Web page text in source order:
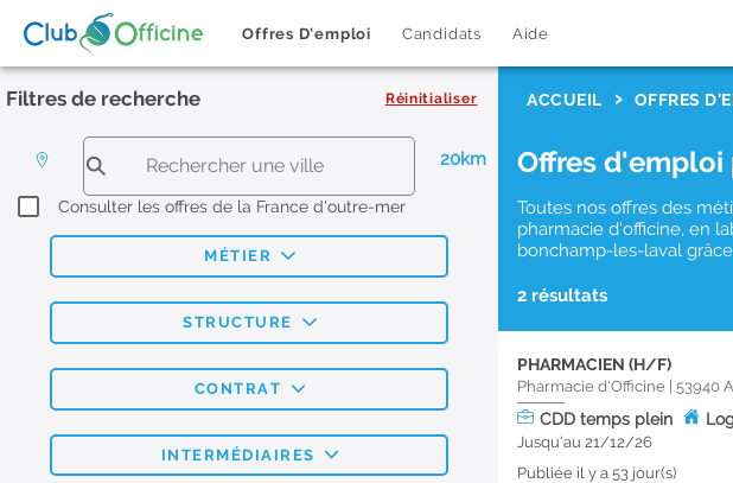
Offres D'emploi Candidats Aide
Filtres de recherche Réinitialiser
20km
Consulter les offres de la France d'outre-mer
MÉTIER
STRUCTURE
CONTRAT
INTERMÉDIAIRES
ACCUEIL OFFRES
Offres
Toutes nos offres des
pharmacie d'officine, en
bonchamp-les-laval
2 résultats
PHARMACIEN (H/F)
Pharmacie d'Officine |53940
CDDtemps plein
Jusqu'au 21/12/26
Publiée il y a 53 jour(s)